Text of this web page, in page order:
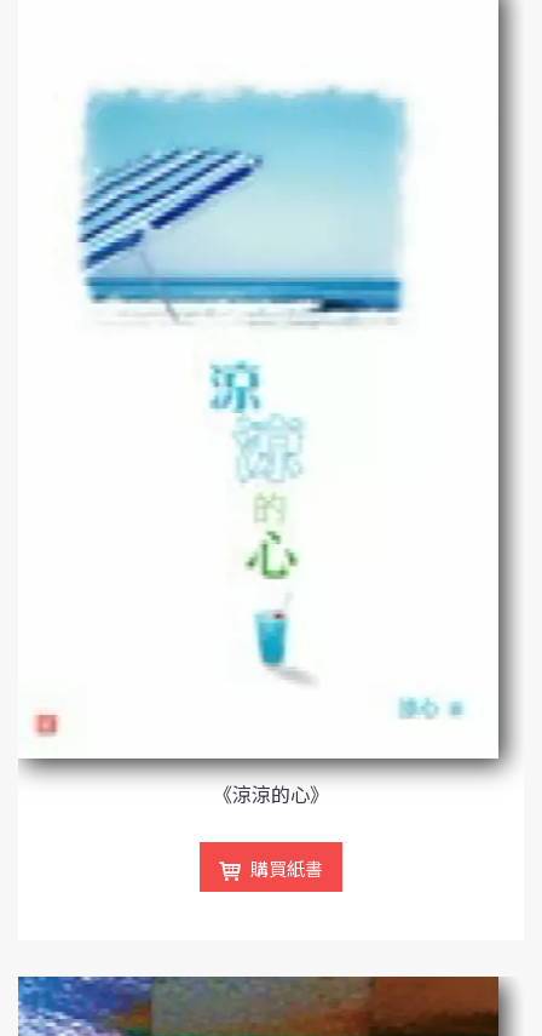
《涼涼的心》
購買紙書